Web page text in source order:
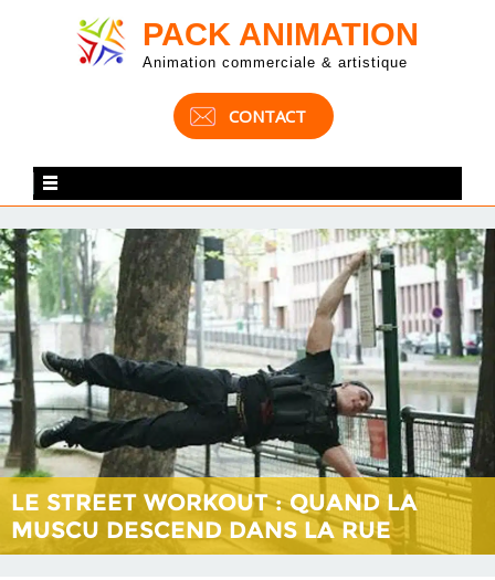
PACK ANIMATION
Animation commerciale & artistique
CONTACT
LE STREET WORKOUT : QUAND LA
MUSCU DESCEND DANS LA RUE